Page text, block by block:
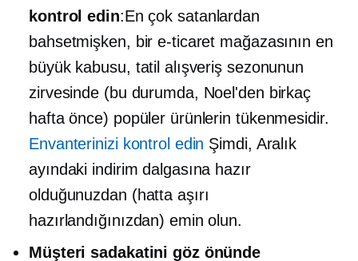
kontrol edin:En çok satanlardan
bahsetmişken, bir e-ticaret mağazasının en
büyük kabusu, tatil alışveriş sezonunun
zirvesinde (bu durumda, Noel'den birkaç
hafta önce) popüler ürünlerin tükenmesidir.
Envanterinizi kontrol edin Şimdi, Aralık
ayındaki indirim dalgasına hazır
olduğunuzdan (hatta aşırı
hazırlandığınızdan) emin olun.
Müşteri sadakatini göz önünde